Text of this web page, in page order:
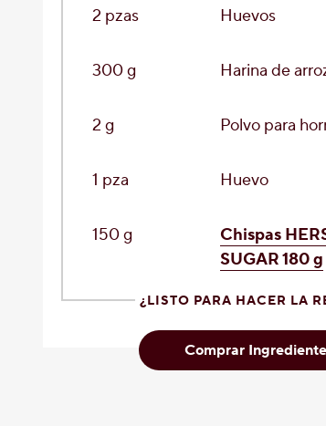
2 pzas Huevos
300 g Harina de
2 g Polvo para
1 pza Huevo
150 g
Chispas
SUGAR 180 g
¿LISTO PARA HACER LA
Comprar